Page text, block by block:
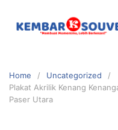
Home
Uncategorized
Plakat Akrilik Kenang
Paser Utara